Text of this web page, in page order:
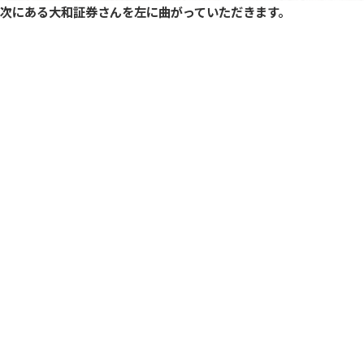
次にある大和証券さんを左に曲がっていただきます。